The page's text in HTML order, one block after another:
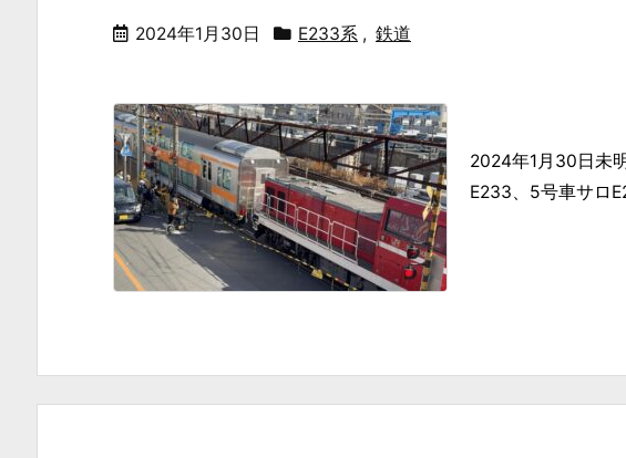
2024年1月30日 E233系 , 鉄道
2024年1月30日未
E233、5号車サロ